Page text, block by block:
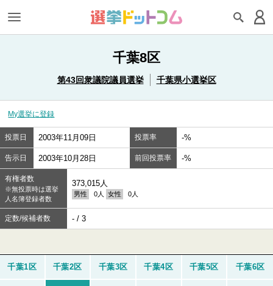
千葉8区
第43回衆議院議員選挙 千葉県小選挙区
My選挙に登録
投票日 2003年11月09日 投票率 -%
告示日 2003年10月28日 前回投票率 -%
有権者数
※無投票時は選挙
人名簿登録者数
373,015人
男性 0人 女性 0人
定数/候補者数 - / 3
千葉1区 千葉2区 千葉3区 千葉4区 千葉5区 千葉6区